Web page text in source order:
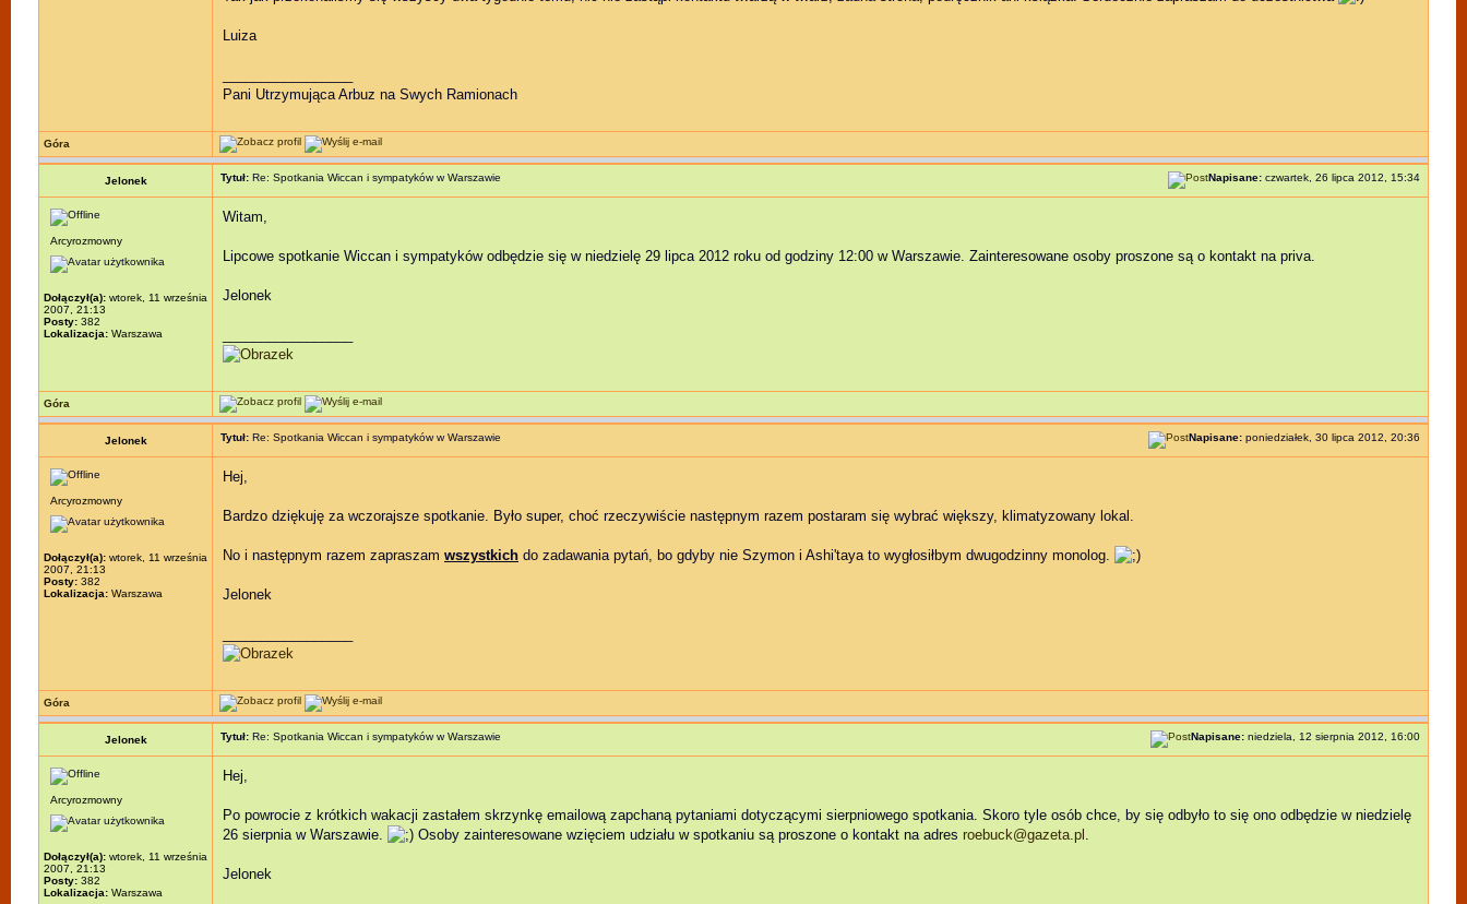
Luiza
Pani Utrzymująca Arbuz na Swych Ramionach
Góra
Jelonek Tytuł: Re: Spotkania Wiccan i sympatyków w Warszawie Napisane: czwartek, 26 lipca 2012, 15:34
Arcyrozmowny
Dołączył(a): wtorek, 11 września
2007, 21:13
Posty: 382
Lokalizacja: Warszawa
Witam,
Lipcowe spotkanie Wiccan i sympatyków odbędzie się w niedzielę 29 lipca 2012 roku od godziny 12:00 w Warszawie. Zainteresowane osoby proszone są o kontakt na priva.
Jelonek
Góra
Jelonek Tytuł: Re: Spotkania Wiccan i sympatyków w Warszawie Napisane: poniedziałek, 30 lipca 2012, 20:36
Arcyrozmowny
Dołączył(a): wtorek, 11 września
2007, 21:13
Posty: 382
Lokalizacja: Warszawa
Hej,
Bardzo dziękuję za wczorajsze spotkanie. Było super, choć rzeczywiście następnym razem postaram się wybrać większy, klimatyzowany lokal.
No i następnym razem zapraszam wszystkich do zadawania pytań, bo gdyby nie Szymon i Ashi'taya to wygłosiłbym dwugodzinny monolog.
Jelonek
Góra
Jelonek Tytuł: Re: Spotkania Wiccan i sympatyków w Warszawie Napisane: niedziela, 12 sierpnia 2012, 16:00
Arcyrozmowny
Dołączył(a): wtorek, 11 września
2007, 21:13
Posty: 382
Lokalizacja: Warszawa
Hej,
Po powrocie z krótkich wakacji zastałem skrzynkę emailową zapchaną pytaniami dotyczącymi sierpniowego spotkania. Skoro tyle osób chce, by się odbyło to się ono odbędzie w niedzielę
26 sierpnia w Warszawie.
Osoby zainteresowane wzięciem udziału w spotkaniu są proszone o kontakt na adres roebuck@gazeta.pl .
Jelonek